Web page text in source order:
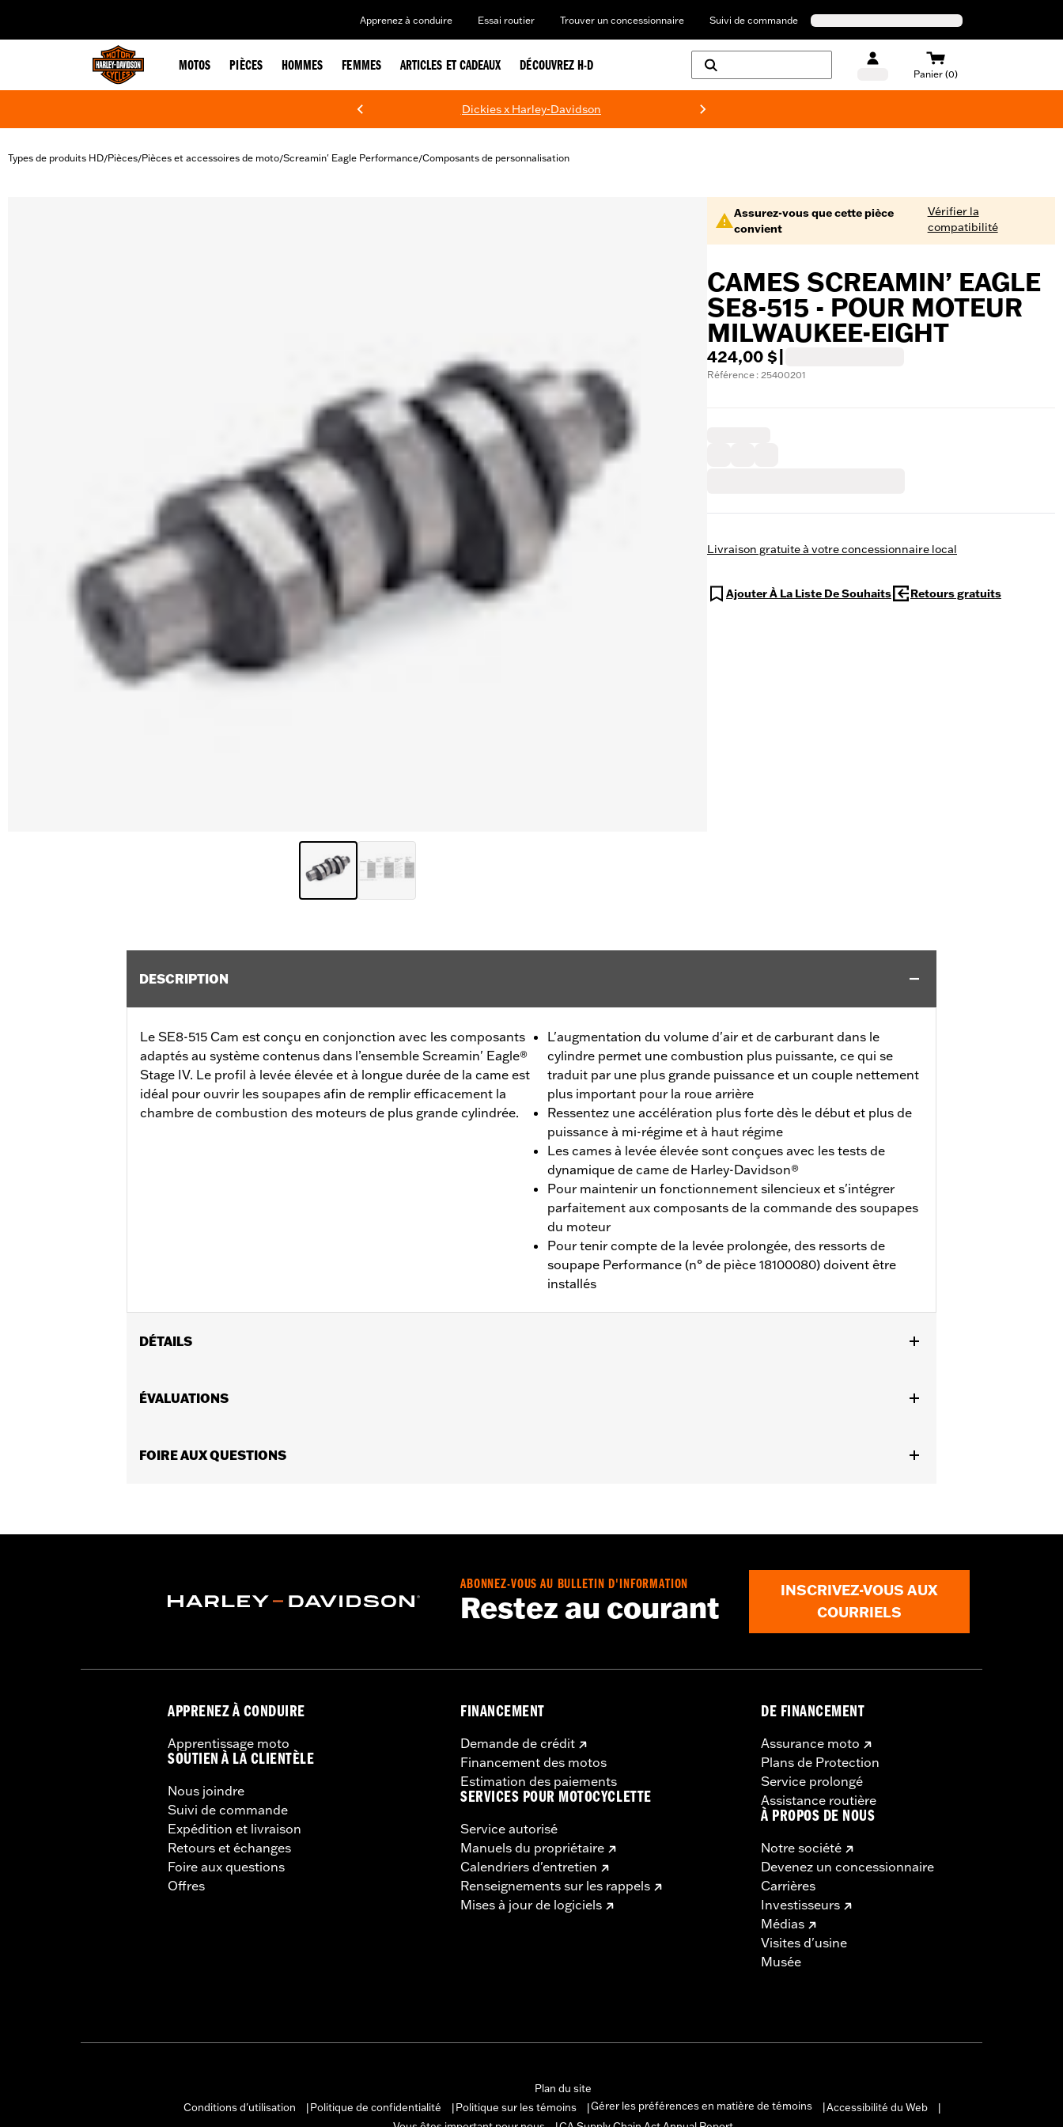
Apprenez à conduire Essai routier Trouver un concessionnaire Suivi de commande
MOTOS PIÈCES HOMMES FEMMES ARTICLES ET CADEAUX DÉCOUVREZ H-D
Panier (0)
Dickies x Harley-Davidson
Types de produits HD/Pièces/Pièces et accessoires de moto/Screamin' Eagle Performance/Composants de personnalisation
Assurez-vous que cette pièce
convient
Vérifier la
compatibilité
CAMES SCREAMIN’ EAGLE
SE8-515 - POUR MOTEUR
MILWAUKEE-EIGHT
424,00 $
Référence : 25400201
Livraison gratuite à votre concessionnaire local
Ajouter À La Liste De Souhaits Retours gratuits
DESCRIPTION
Le SE8-515 Cam est conçu en conjonction avec les composants
adaptés au système contenus dans l’ensemble Screamin' Eagle®
Stage IV. Le profil à levée élevée et à longue durée de la came est
idéal pour ouvrir les soupapes afin de remplir efficacement la
chambre de combustion des moteurs de plus grande cylindrée.
L'augmentation du volume d'air et de carburant dans le
cylindre permet une combustion plus puissante, ce qui se
traduit par une plus grande puissance et un couple nettement
plus important pour la roue arrière
Ressentez une accélération plus forte dès le début et plus de
puissance à mi-régime et à haut régime
Les cames à levée élevée sont conçues avec les tests de
dynamique de came de Harley-Davidson®
Pour maintenir un fonctionnement silencieux et s'intégrer
parfaitement aux composants de la commande des soupapes
du moteur
Pour tenir compte de la levée prolongée, des ressorts de
soupape Performance (n° de pièce 18100080) doivent être
installés
DÉTAILS
117 po³
Calibrage du module de commande du moteur requis:
Contenu de la boîte:Une came uniquement
Produits Screamin’ Eagle® conformes aux normes de 50 États aux USA. Conforme aux normes EPA pour la vente et l'utilisation
sur tous les véhicules applicables, y compris ceux qui sont équipés de contrôles de pollution. Consulter le catalogue des Pièces &
ÉVALUATIONS
FOIRE AUX QUESTIONS
ABONNEZ-VOUS AU BULLETIN D'INFORMATION
Restez au courant
INSCRIVEZ-VOUS AUX
COURRIELS
APPRENEZ À CONDUIRE
Apprentissage moto
SOUTIEN À LA CLIENTÈLE
Nous joindre
Suivi de commande
Expédition et livraison
Retours et échanges
Foire aux questions
Offres
FINANCEMENT
Demande de crédit
Financement des motos
Estimation des paiements
SERVICES POUR MOTOCYCLETTE
Service autorisé
Manuels du propriétaire
Calendriers d'entretien
Renseignements sur les rappels
Mises à jour de logiciels
DE FINANCEMENT
Assurance moto
Plans de Protection
Service prolongé
Assistance routière
À PROPOS DE NOUS
Notre société
Devenez un concessionnaire
Carrières
Investisseurs
Médias
Visites d'usine
Musée
Plan du site
Conditions d'utilisation
Politique de confidentialité Politique sur les témoins Gérer les préférences en matière de témoins Accessibilité du Web